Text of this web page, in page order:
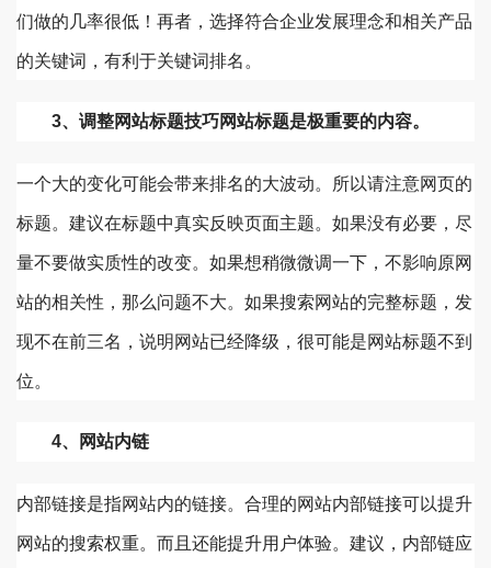
们做的几率很低！再者，选择符合企业发展理念和相关产品
的关键词，有利于关键词排名。
3、调整网站标题技巧网站标题是极重要的内容。
一个大的变化可能会带来排名的大波动。所以请注意网页的
标题。建议在标题中真实反映页面主题。如果没有必要，尽
量不要做实质性的改变。如果想稍微微调一下，不影响原网
站的相关性，那么问题不大。如果搜索网站的完整标题，发
现不在前三名，说明网站已经降级，很可能是网站标题不到
位。
4、网站内链
内部链接是指网站内的链接。合理的网站内部链接可以提升
网站的搜索权重。而且还能提升用户体验。建议，内部链应